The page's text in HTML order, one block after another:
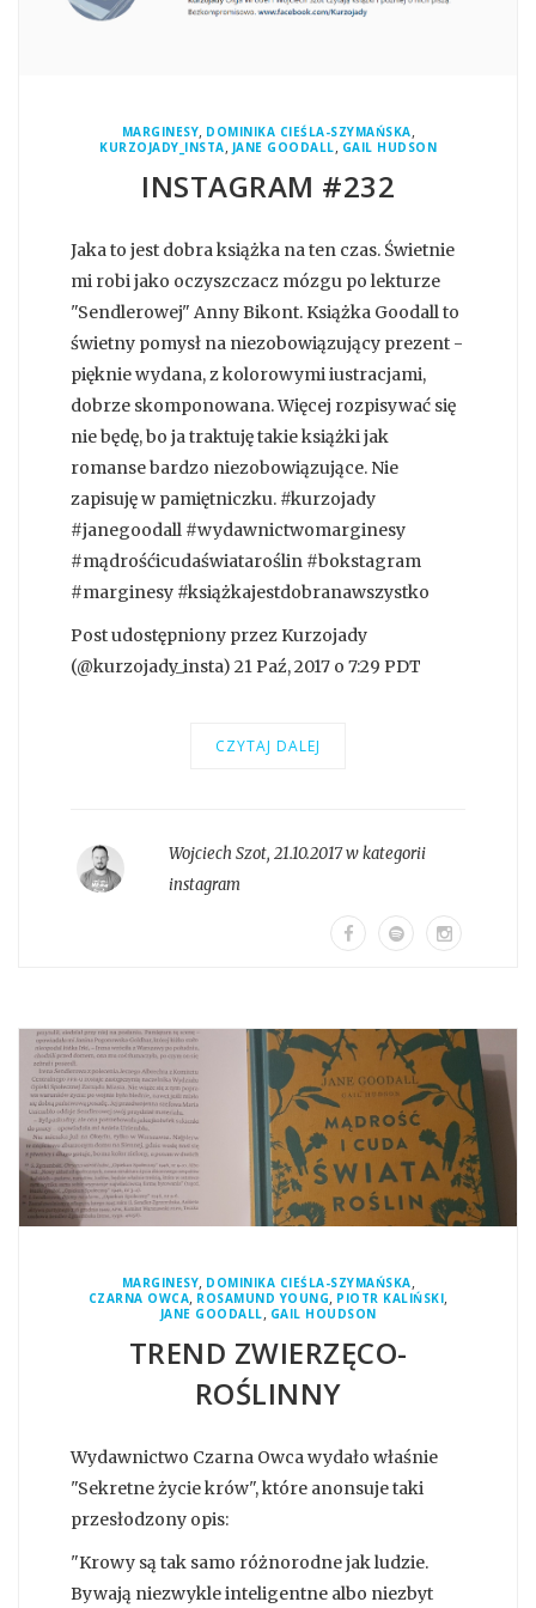
MARGINESY, DOMINIKA CIEŚLA-SZYMAŃSKA,
KURZOJADY_INSTA, JANE GOODALL, GAIL HUDSON
INSTAGRAM #232
Jaka to jest dobra książka na ten czas. Świetnie
mi robi jako oczyszczacz mózgu po lekturze
"Sendlerowej" Anny Bikont. Książka Goodall to
świetny pomysł na niezobowiązujący prezent -
pięknie wydana, z kolorowymi iustracjami,
dobrze skomponowana. Więcej rozpisywać się
nie będę, bo ja traktuję takie książki jak
romanse bardzo niezobowiązujące. Nie
zapisuję w pamiętniczku. #kurzojady
#janegoodall #wydawnictwomarginesy
#mądrośćicudaświataroślin #bokstagram
#marginesy #książkajestdobranawszystko
Post udostępniony przez Kurzojady
(@kurzojady_insta) 21 Paź, 2017 o 7:29 PDT
CZYTAJ DALEJ
Wojciech Szot, 21.10.2017 w kategorii
instagram
MARGINESY, DOMINIKA CIEŚLA-SZYMAŃSKA,
CZARNA OWCA, ROSAMUND YOUNG, PIOTR KALIŃSKI,
JANE GOODALL, GAIL HOUDSON
TREND ZWIERZĘCO-
ROŚLINNY
Wydawnictwo Czarna Owca wydało właśnie
"Sekretne życie krów", które anonsuje taki
przesłodzony opis:
"Krowy są tak samo różnorodne jak ludzie.
Bywają niezwykle inteligentne albo niezbyt